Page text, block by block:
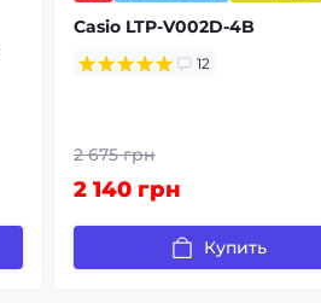
Casio LTP-V002D-4B
12
2 675 грн
2 140 грн
Купить